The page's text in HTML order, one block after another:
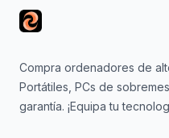
Compra ordenadores de
Portátiles, PCs de
garantía. ¡Equipa tu